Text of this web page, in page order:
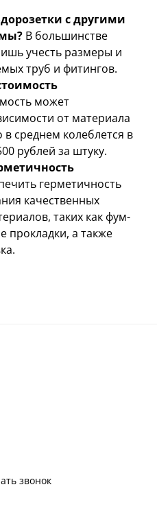
с другими
В большинстве
учесть размеры и
труб и фитингов.
может
от материала
среднем колеблется в
рублей за штуку.
герметичность
качественных
таких как фум-
прокладки, а также
звонок